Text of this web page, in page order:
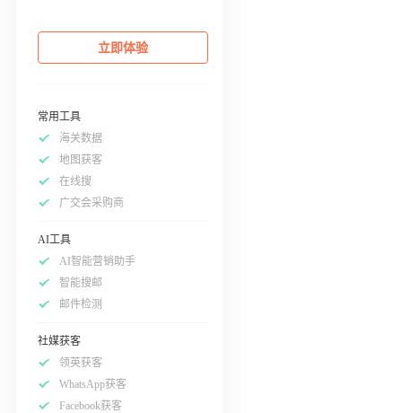
立即体验
常用工具
海关数据
地图获客
在线搜
广交会采购商
AI工具
AI智能营销助手
智能搜邮
邮件检测
社媒获客
领英获客
WhatsApp获客
Facebook获客